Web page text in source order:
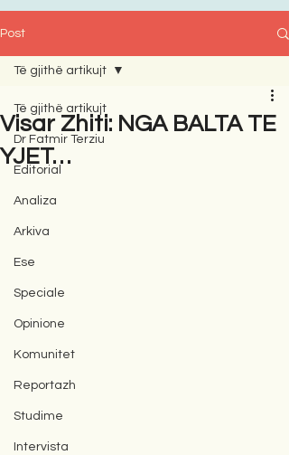
Post
Të gjithë artikujt
Dr Fatmir Terziu
Editorial
Analiza
Arkiva
Ese
Speciale
Opinione
Komunitet
Reportazh
Studime
Intervista
Të gjithë artikujt
Visar Zhiti: NGA BALTA TE
YJET…